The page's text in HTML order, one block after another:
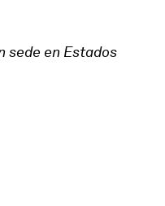
sede en Estados